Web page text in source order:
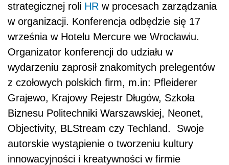
strategicznej roli HR w procesach zarządzania
w organizacji. Konferencja odbędzie się 17
września w Hotelu Mercure we Wrocławiu.
Organizator konferencji do udziału w
wydarzeniu zaprosił znakomitych prelegentów
z czołowych polskich firm, m.in: Pfleiderer
Grajewo, Krajowy Rejestr Długów, Szkoła
Biznesu Politechniki Warszawskiej, Neonet,
Objectivity, BLStream czy Techland. Swoje
autorskie wystąpienie o tworzeniu kultury
innowacyjności i kreatywności w firmie